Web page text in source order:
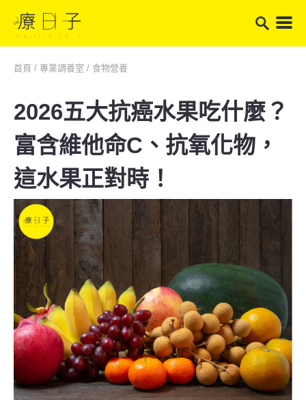
首頁 / 專業調養室 / 食物營養
2026五大抗癌水果吃什麼？
富含維他命C、抗氧化物，
這水果正對時！